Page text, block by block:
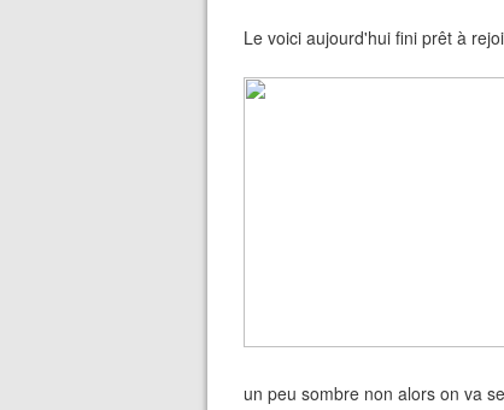
Le voici aujourd'hui fini prêt à
un peu sombre non alors on va